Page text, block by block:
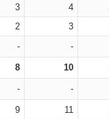
3 4
2 3
- -
8 10
- -
9 11